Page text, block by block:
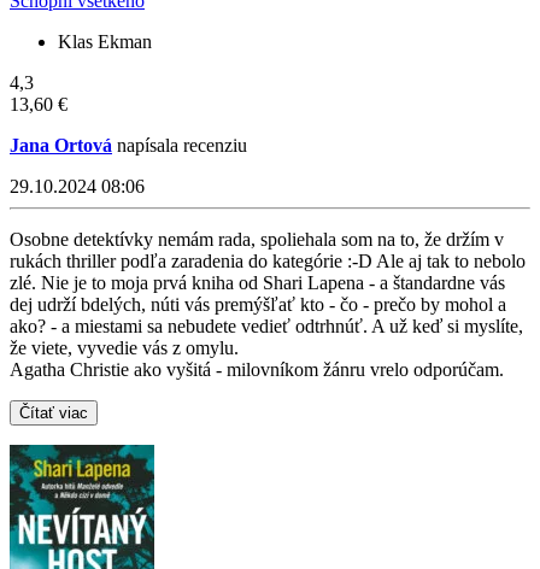
Klas Ekman
4,3
13,60 €
Jana Ortová napísala recenziu
29.10.2024 08:06
Osobne detektívky nemám rada, spoliehala som na to, že držím v
rukách thriller podľa zaradenia do kategórie :-D Ale aj tak to nebolo
zlé. Nie je to moja prvá kniha od Shari Lapena - a štandardne vás
dej udrží bdelých, núti vás premýšľať kto - čo - prečo by mohol a
ako? - a miestami sa nebudete vedieť odtrhnúť. A už keď si myslíte,
že viete, vyvedie vás z omylu.
Agatha Christie ako vyšitá - milovníkom žánru vrelo odporúčam.
Čítať viac